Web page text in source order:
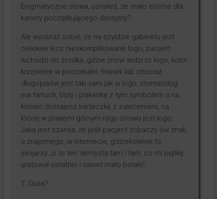
Enigmatyczne słowa, uznałeś, że mało istotne dla
kariery początkującego dentysty?
Ale wyobraź sobie, że na szyldzie gabinetu jest
ciekawe lecz nieskomplikowane logo, pacjent
wchodzi do środka, gdzie znów widzi to logo, kolor
krzesełek w poczekalni, firanek lub chociaż
długopisów jest taki sam jak w logo, stomatolog
ma fartuch, buty i plakietkę z tym symbolem a na
koniec dostajesz karteczkę z zaleceniami, na
której w prawym górnym rogu znowu jest logo.
Jaka jest szansa, że jeśli pacjent zobaczy ów znak,
u znajomego, w internecie, gdziekolwiek to
skojarzy „o to ten dentysta tam i tam, co mi piątkę
uratował ostatnio i nawet mało bolało”.
T: Duża?